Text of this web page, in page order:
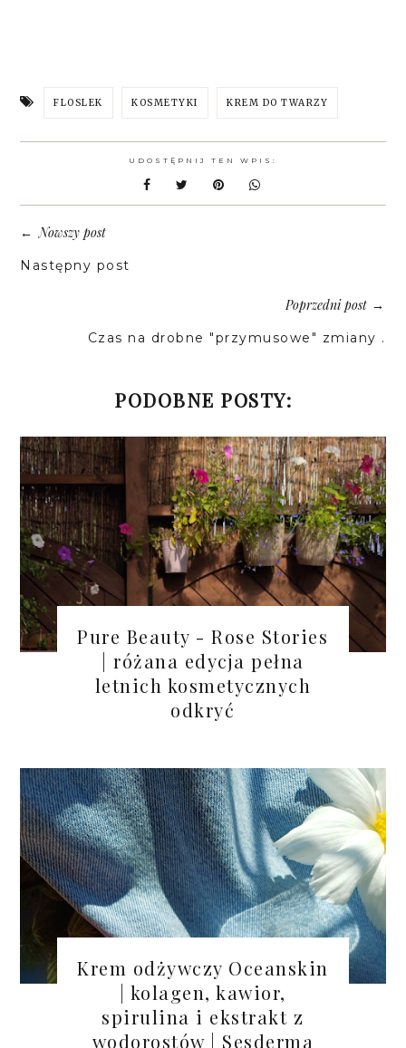
FLOSLEK KOSMETYKI KREM DO TWARZY
UDOSTĘPNIJ TEN WPIS:
← Nowszy post
Następny post
Poprzedni post→
Czas na drobne "przymusowe" zmiany .
PODOBNE POSTY:
Pure Beauty - Rose Stories
| różana edycja pełna
letnich kosmetycznych
odkryć
Krem odżywczy Oceanskin
| kolagen, kawior,
spirulina i ekstrakt z
wodorostów | Sesderma